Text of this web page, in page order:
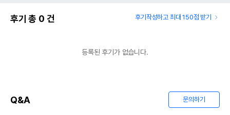
후기 총 0 건 후기작성하고 최대 150점 받기
등록된 후기가 없습니다.
Q&A 문의하기